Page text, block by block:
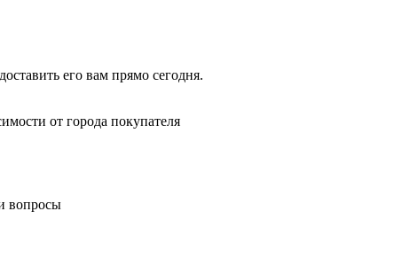
его вам прямо сегодня.
от города покупателя
вопросы